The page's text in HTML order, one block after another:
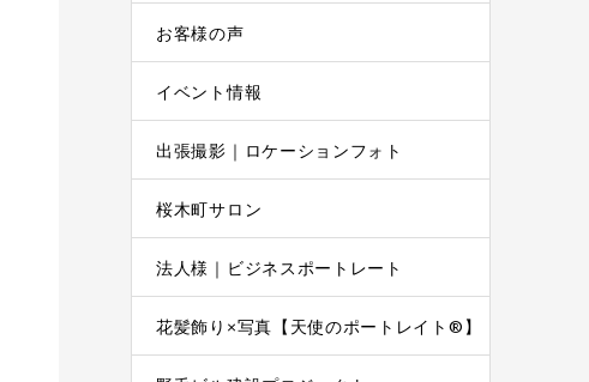
お客様の声
イベント情報
出張撮影｜ロケーションフォト
桜木町サロン
法人様｜ビジネスポートレート
花髪飾り×写真【天使のポートレイト®】